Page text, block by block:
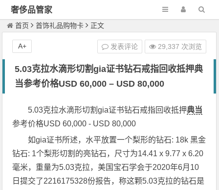
奢侈品管家
首页 首饰礼品购物卡 正文
5.03克拉水滴形切割gia证书钻石戒指回收抵押典
当参考价格USD 60,000 – USD 80,000
发表评论 29,337 次浏览
A+
5.03克拉水滴形切割gia证书钻石戒指回收抵押典当
参考价格USD 60,000 - USD 80,000
如gia证书所述，水平放置一个梨形的钻石: 18k 黑金
钻石: 1个梨形切割的亮钻石，尺寸为14.41 x 9.77 x 6.20
毫米，重量为5.03克拉，美国宝石学会于2020年6月10
日提交了2216175328份报告，称这颗5.03克拉的钻石是